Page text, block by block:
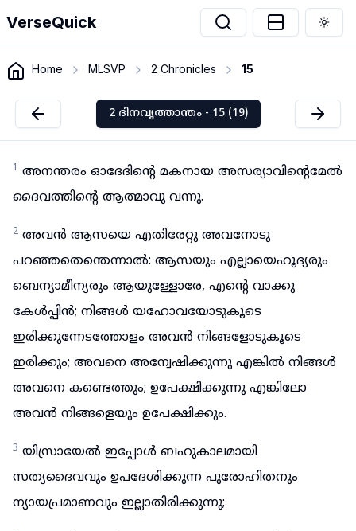
VerseQuick
Home MLSVP 2 Chronicles 15
2 ദിനവൃത്താന്തം - 15 (19)
1 അനന്തരം ഓദേദിന്റെ മകനായ അസര്യാവിന്റെമേൽ
ദൈവത്തിന്റെ ആത്മാവു വന്നു.
2 അവൻ ആസയെ എതിരേറ്റു അവനോടു
പറഞ്ഞതെന്തെന്നാൽ: ആസയും എല്ലായെഹൂദ്യരും
ബെന്യാമീന്യരും ആയുള്ളോരേ, എന്റെ വാക്കു
കേൾപ്പിൻ; നിങ്ങൾ യഹോവയോടുകൂടെ
ഇരിക്കുന്നേടത്തോളം അവൻ നിങ്ങളോടുകൂടെ
ഇരിക്കും; അവനെ അന്വേഷിക്കുന്നു എങ്കിൽ നിങ്ങൾ
അവനെ കണ്ടെത്തും; ഉപേക്ഷിക്കുന്നു എങ്കിലോ
അവൻ നിങ്ങളെയും ഉപേക്ഷിക്കും.
3 യിസ്രായേൽ ഇപ്പോൾ ബഹുകാലമായി
സത്യദൈവവും ഉപദേശിക്കുന്ന പുരോഹിതനും
ന്യായപ്രമാണവും ഇല്ലാതിരിക്കുന്നു;